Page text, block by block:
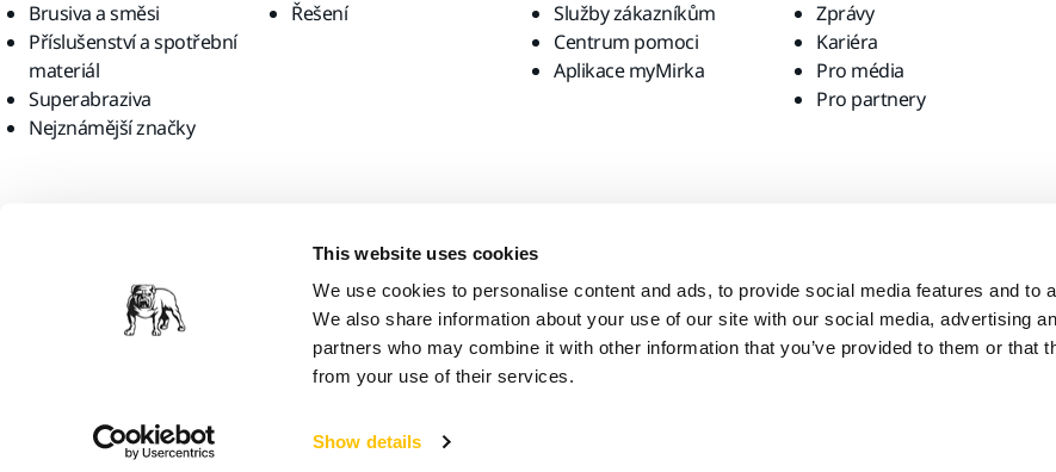
This website uses cookies
We use cookies to personalise content and ads, to provide social media features and to
We also share information about your use of our site with our social media, advertising
partners who may combine it with other information that you’ve provided to them or that
from your use of their services.
Show details
Brusiva a směsi
Příslušenství a spotřební
materiál
Superabraziva
Nejznámější značky
Řešení
Služby zákazníkům
Centrum pomoci
Aplikace myMirka
Zprávy
Kariéra
Pro média
Pro partnery
Myslíme si, že se nacházíte v zemi United States. Chcete navštívit místní webové stránky?